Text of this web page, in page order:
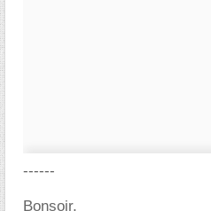
------
Bonsoir,